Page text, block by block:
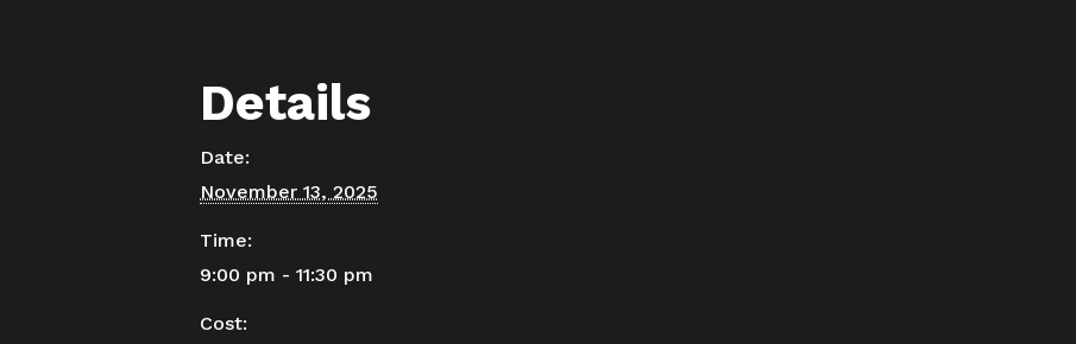
Details
Date:
November 13, 2025
Time:
9:00 pm - 11:30 pm
Cost: